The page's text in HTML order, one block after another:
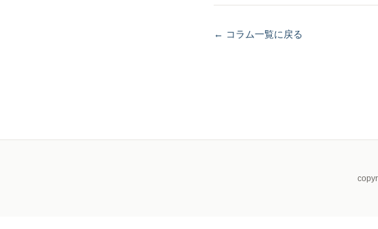
← コラム一覧に戻る